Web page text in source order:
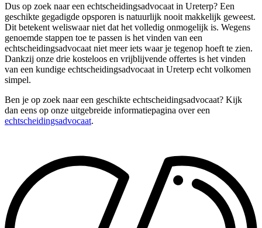
Dus op zoek naar een echtscheidingsadvocaat in Ureterp? Een
geschikte gegadigde opsporen is natuurlijk nooit makkelijk geweest.
Dit betekent weliswaar niet dat het volledig onmogelijk is. Wegens
genoemde stappen toe te passen is het vinden van een
echtscheidingsadvocaat niet meer iets waar je tegenop hoeft te zien.
Dankzij onze drie kosteloos en vrijblijvende offertes is het vinden
van een kundige echtscheidingsadvocaat in Ureterp echt volkomen
simpel.
Ben je op zoek naar een geschikte echtscheidingsadvocaat? Kijk
dan eens op onze uitgebreide informatiepagina over een
echtscheidingsadvocaat.